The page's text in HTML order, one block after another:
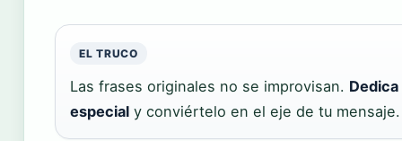
EL TRUCO
Las frases originales no se improvisan.
especial y conviértelo en el eje de tu